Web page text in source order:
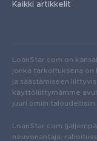
Kaikki artikkelit
LoanStar.com on
jonka tarkoituksena on
ja säästämiseen
käyttöliittymämme
juuri omiin
LoanStar.com
neuvonantaja,